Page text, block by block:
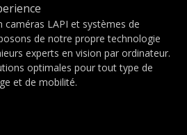
LAPI et systèmes de
de notre propre technologie
experts en vision par ordinateur.
optimales pour tout type de
et de mobilité.